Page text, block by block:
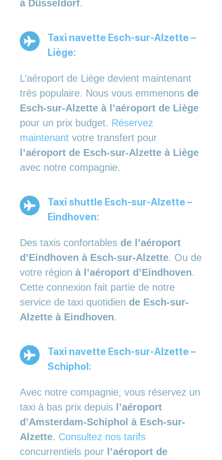
à Düsseldorf.
Taxi navette Esch-sur-Alzette –
Liège:
L’aéroport de Liège devient maintenant
très populaire. Nous vous emmenons de
Esch-sur-Alzette à l’aéroport de Liège
pour un prix budget. Réservez
maintenant votre transfert pour
l’aéroport de Esch-sur-Alzette à Liège
avec notre compagnie.
Taxi shuttle Esch-sur-Alzette –
Eindhoven:
Des taxis confortables de l’aéroport
d’Eindhoven à Esch-sur-Alzette. Ou de
votre région à l’aéroport d’Eindhoven.
Cette connexion fait partie de notre
service de taxi quotidien de Esch-sur-
Alzette à Eindhoven.
Taxi navette Esch-sur-Alzette –
Schiphol:
Avec notre compagnie, vous réservez un
taxi à bas prix depuis l’aéroport
d’Amsterdam-Schiphol à Esch-sur-
Alzette. Consultez nos tarifs
concurrentiels pour l’aéroport de